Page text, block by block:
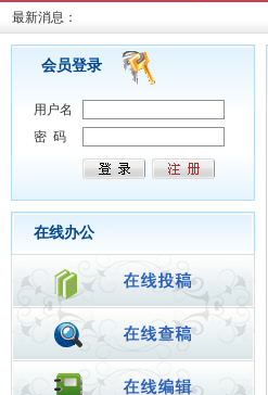
最新消息：
会员登录
用户名
密 码
在线办公